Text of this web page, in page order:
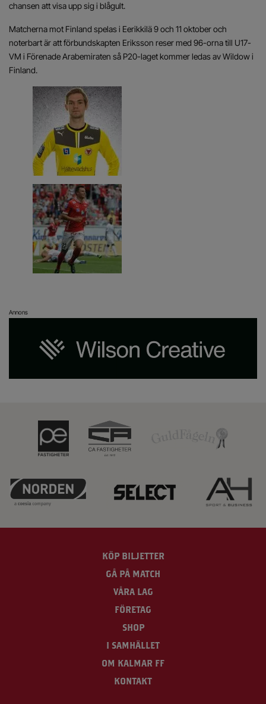
chansen att visa upp sig i blågult.
Matcherna mot Finland spelas i Eerikkilä 9 och 11 oktober och
noterbart är att förbundskapten Eriksson reser med 96-orna till U17-
VM i Förenade Arabemiraten så P20-laget kommer ledas av Wildow i
Finland.
Annons
KÖP BILJETTER
GÅ PÅ MATCH
VÅRA LAG
FÖRETAG
SHOP
I SAMHÄLLET
OM KALMAR FF
KONTAKT